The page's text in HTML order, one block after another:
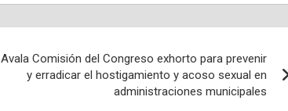
Avala Comisión del Congreso exhorto para prevenir
y erradicar el hostigamiento y acoso sexual en
administraciones municipales